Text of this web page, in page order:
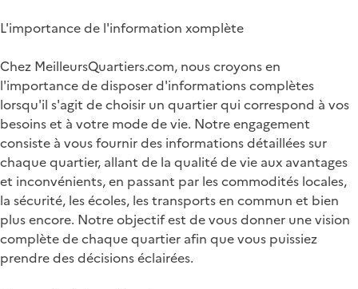
L'importance de l'information xomplète
Chez MeilleursQuartiers.com, nous croyons en
l'importance de disposer d'informations complètes
lorsqu'il s'agit de choisir un quartier qui correspond à vos
besoins et à votre mode de vie. Notre engagement
consiste à vous fournir des informations détaillées sur
chaque quartier, allant de la qualité de vie aux avantages
et inconvénients, en passant par les commodités locales,
la sécurité, les écoles, les transports en commun et bien
plus encore. Notre objectif est de vous donner une vision
complète de chaque quartier afin que vous puissiez
prendre des décisions éclairées.